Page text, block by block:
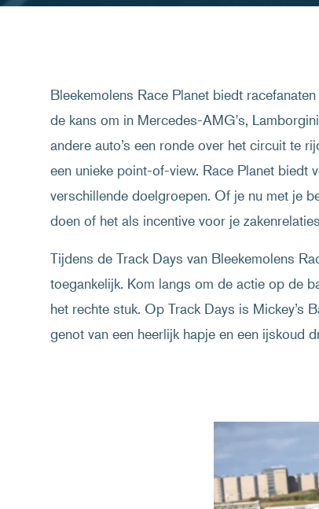
Bleekemolens Race Planet biedt
de kans om in Mercedes-AMG's,
andere auto’s een ronde over het circuit te
een unieke point-of-view. Race Planet biedt
verschillende doelgroepen. Of je nu met je
doen of het als incentive voor je
Tijdens de Track Days van Bleekemolens
toegankelijk. Kom langs om de actie op de
het rechte stuk. Op Track Days is Mickey’s
genot van een heerlijk hapje en een ijskoud